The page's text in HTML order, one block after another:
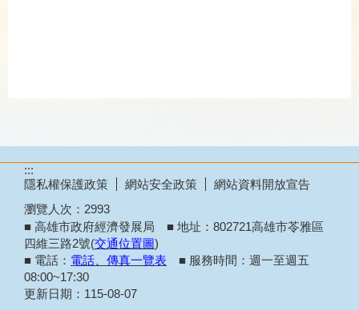
:::
隱私權保護政策
網站安全政策
網站資料開放宣告
瀏覽人次： 2993
■ 高雄市政府經濟發展局 ■ 地址：802721高雄市苓雅區
四維三路2號(交通位置圖)
■ 電話： 電話、傳真一覽表
■ 服務時間：週一至週五
08:00~17:30
更新日期： 115-08-07